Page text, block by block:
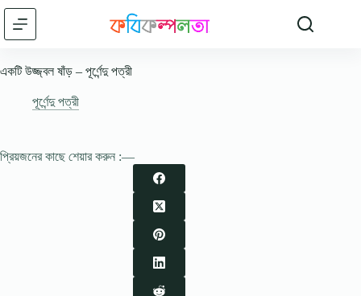
Skip
content
একটি উজ্জ্বল ষাঁড় – পূর্ণেন্দু পত্রী
পূর্ণেন্দু পত্রী
প্রিয়জনের কাছে শেয়ার করুন :—